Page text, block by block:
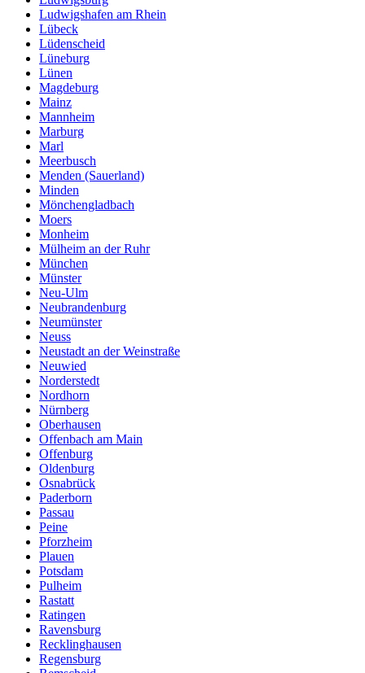
Ludwigshafen am Rhein
Lübeck
Lüdenscheid
Lüneburg
Lünen
Magdeburg
Mainz
Mannheim
Marburg
Marl
Meerbusch
Menden (Sauerland)
Minden
Mönchengladbach
Moers
Monheim
Mülheim an der Ruhr
München
Münster
Neu-Ulm
Neubrandenburg
Neumünster
Neuss
Neustadt an der Weinstraße
Neuwied
Norderstedt
Nordhorn
Nürnberg
Oberhausen
Offenbach am Main
Offenburg
Oldenburg
Osnabrück
Paderborn
Passau
Peine
Pforzheim
Plauen
Potsdam
Pulheim
Rastatt
Ratingen
Ravensburg
Recklinghausen
Regensburg